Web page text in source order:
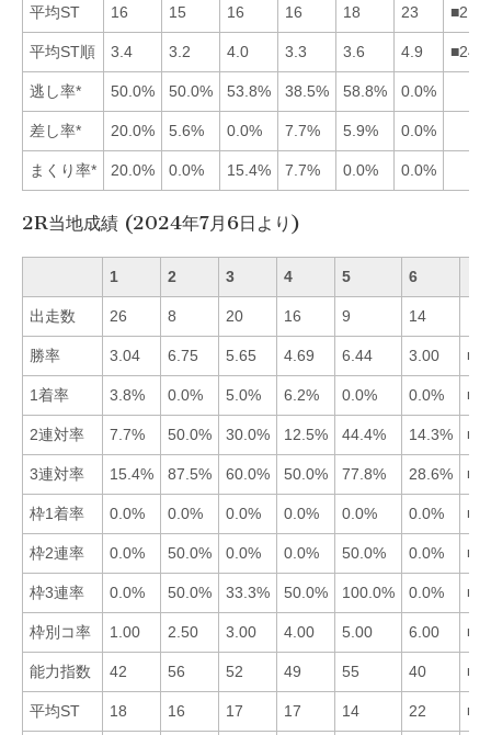
平均ST 16 15 16 16 18 23
平均ST順 3.4 3.2 4.0 3.3 3.6 4.9
逃し率* 50.0% 50.0% 53.8% 38.5% 58.8% 0.0%
差し率* 20.0% 5.6% 0.0% 7.7% 5.9% 0.0%
まくり率* 20.0% 0.0% 15.4% 7.7% 0.0% 0.0%
2R当地成績 (2024年7月6日より)
1 2 3 4 5 6
出走数 26 8 20 16 9 14
勝率 3.04 6.75 5.65 4.69 6.44 3.00
1着率 3.8% 0.0% 5.0% 6.2% 0.0% 0.0%
2連対率 7.7% 50.0% 30.0% 12.5% 44.4% 14.3%
3連対率 15.4% 87.5% 60.0% 50.0% 77.8% 28.6%
枠1着率 0.0% 0.0% 0.0% 0.0% 0.0% 0.0%
枠2連率 0.0% 50.0% 0.0% 0.0% 50.0% 0.0%
枠3連率 0.0% 50.0% 33.3% 50.0% 100.0% 0.0%
枠別コ率 1.00 2.50 3.00 4.00 5.00 6.00
能力指数 42 56 52 49 55 40
平均ST 18 16 17 17 14 22